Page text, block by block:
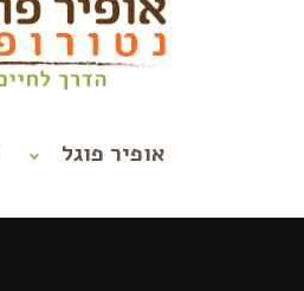
אופיר פוגל